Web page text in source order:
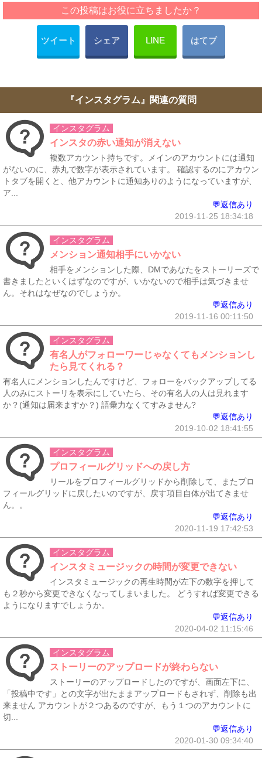
この投稿はお役に立ちましたか？
ツイート シェア LINE はてブ
『インスタグラム』関連の質問
インスタグラム
インスタの赤い通知が消えない
複数アカウント持ちです。メインのアカウントには通知
がないのに、赤丸で数字が表示されています。 確認するのにアカウン
トタブを開くと、他アカウントに通知ありのようになっていますが、
ア...
💬返信あり
2019-11-25 18:34:18
インスタグラム
メンション通知相手にいかない
相手をメンションした際、DMであなたをストーリーズで
書きましたといくはずなのですが、いかないので相手は気づきませ
ん。それはなぜなのでしょうか。
💬返信あり
2019-11-16 00:11:50
インスタグラム
有名人がフォローワーじゃなくてもメンションし
たら見てくれる？
有名人にメンションしたんですけど、フォローをバックアップしてる
人のみにストーリを表示にしていたら、その有名人の人は見れます
か？(通知は届来ますか？) 語彙力なくてすみません?
💬返信あり
2019-10-02 18:41:55
インスタグラム
プロフィールグリッドへの戻し方
リールをプロフィールグリッドから削除して、またプロ
フィールグリッドに戻したいのですが、戻す項目自体が出てきませ
ん。。
💬返信あり
2020-11-19 17:42:53
インスタグラム
インスタミュージックの時間が変更できない
インスタミュージックの再生時間が左下の数字を押して
も２秒から変更できなくなってしまいました。 どうすれば変更できる
ようになりますでしょうか。
💬返信あり
2020-04-02 11:15:46
インスタグラム
ストーリーのアップロードが終わらない
ストーリーのアップロードしたのですが、画面左下に、
「投稿中です」との文字が出たままアップロードもされず、削除も出
来ません アカウントが２つあるのですが、もう１つのアカウントに
切...
💬返信あり
2020-01-30 09:34:40